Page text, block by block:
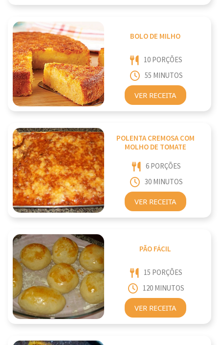
BOLO DE MILHO
10 PORÇÕES
55 MINUTOS
VER RECEITA
POLENTA CREMOSA COM
MOLHO DE TOMATE
6 PORÇÕES
30 MINUTOS
VER RECEITA
PÃO FÁCIL
15 PORÇÕES
120 MINUTOS
VER RECEITA